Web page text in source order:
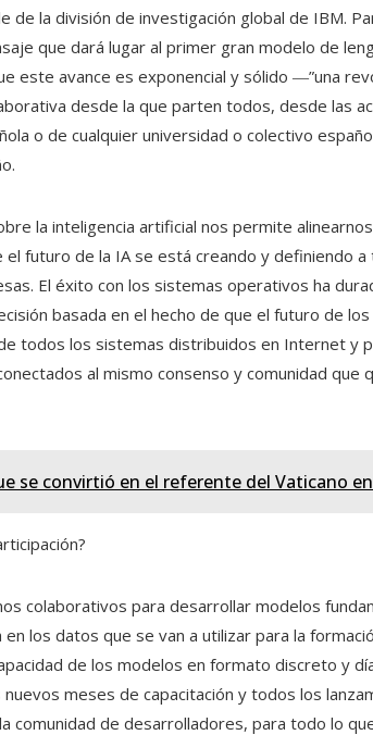
de la división de investigación global de IBM.
que dará lugar al primer gran modelo de
este avance es exponencial y sólido ―”una
desde la que parten todos, desde las
o de cualquier universidad o colectivo
la inteligencia artificial nos permite
futuro de la IA se está creando y definiendo
El éxito con los sistemas operativos ha
basada en el hecho de que el futuro de
todos los sistemas distribuidos en Internet y
al mismo consenso y comunidad que
se convirtió en el referente del Vaticano
colaborativos para desarrollar modelos
los datos que se van a utilizar para la
de los modelos en formato discreto y
meses de capacitación y todos los
comunidad de desarrolladores, para todo lo